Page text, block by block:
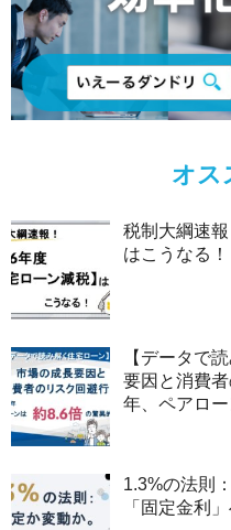
オス
税制大綱速
はこうなる！
【データで
要因と消費
年、ペアロ
1.3%の法則
「固定金利